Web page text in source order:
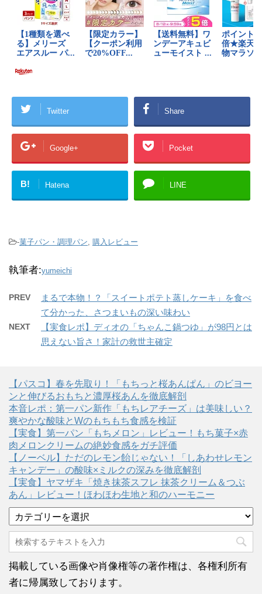
Twitter Share
Google+ Pocket
B! Hatena LINE
-菓子パン・調理パン, 購入レビュー
執筆者:yumeichi
PREV
まるで本物！？「スイートポテト蒸しケーキ」を食べ
て分かった、さつまいもの深い味わい
NEXT
【実食レポ】ディオの「ちゃんこ鍋つゆ」が98円とは
思えない旨さ！家計の救世主確定
【パスコ】春を先取り！「もちっと桜あんぱん」のビヨー
ンと伸びるおもちと濃厚桜あんを徹底解剖
本音レポ：第一パン新作「もちレアチーズ」は美味しい？
爽やかな酸味とWのもちもち食感を検証
【実食】第一パン「もちメロン」レビュー！もち菓子×赤
肉メロンクリームの絶妙食感をガチ評価
【ノーベル】ただのレモン飴じゃない！「しあわせレモン
キャンデー」の酸味×ミルクの深みを徹底解剖
【実食】ヤマザキ「焼き抹茶スフレ 抹茶クリーム＆つぶ
あん」レビュー！ほわほわ生地と和のハーモニー
テ
ゴ
リ
ー
掲載している画像や肖像権等の著作権は、各権利所有
者に帰属致しております。